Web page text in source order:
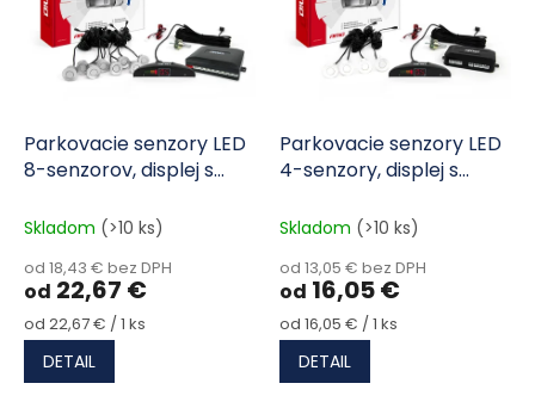
Parkovacie senzory LED
8-senzorov, displej s
Skladom (>10 ks)
od 18,43 € bez DPH
od 22,67 €
Jednotková cena:
od 22,67 € / 1 ks
DETAIL
Parkovacie senzory LED
4-senzory, displej s
Skladom (>10 ks)
od 13,05 € bez DPH
od 16,05 €
Jednotková cena:
od 16,05 € / 1 ks
DETAIL